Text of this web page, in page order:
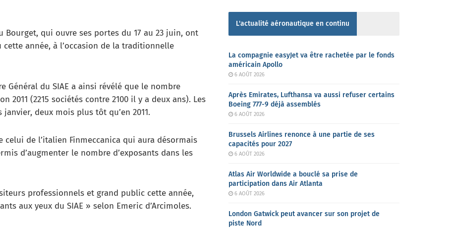
qui ouvre ses portes du 17 au 23 juin, ont
année, à l’occasion de la traditionnelle
Général du SIAE a ainsi révélé que le nombre
2011 (2215 sociétés contre 2100 il y a deux ans). Les
deux mois plus tôt qu’en 2011.
celui de l’italien Finmeccanica qui aura désormais
d’augmenter le nombre d’exposants dans les
professionnels et grand public cette année,
aux yeux du SIAE » selon Emeric d’Arcimoles.
L'actualité aéronautique en continu
La compagnie easyJet va être rachetée par le fonds
américain Apollo
6 AOÛT 2026
Après Emirates, Lufthansa va aussi refuser certains
Boeing 777-9 déjà assemblés
6 AOÛT 2026
Brussels Airlines renonce à une partie de ses
capacités pour 2027
6 AOÛT 2026
Atlas Air Worldwide a bouclé sa prise de
participation dans Air Atlanta
6 AOÛT 2026
London Gatwick peut avancer sur son projet de
piste Nord